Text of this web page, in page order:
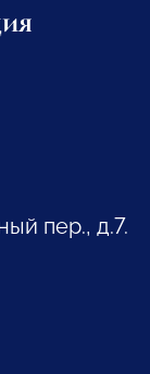
пер., д.7.